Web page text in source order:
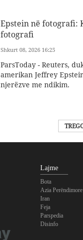
Epstein në fotografi:
fotografi
Shkurt 08, 2026 16:25
ParsToday - Reuters,
amerikan Jeffrey
njerëzve me ndikim.
Lajme
Bota
Azia Perëndimore
Iran
Feja
Parspedia
Disinfo